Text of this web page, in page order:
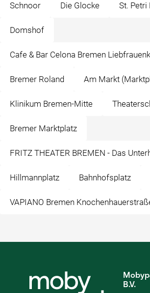
Schnoor Die Glocke St. Petri
Domshof
Cafe & Bar Celona Bremen
Bremer Roland Am Markt
Klinikum Bremen-Mitte
Bremer Marktplatz
FRITZ THEATER BREMEN - Das
Hillmannplatz Bahnhofsplatz
VAPIANO Bremen
B.V.